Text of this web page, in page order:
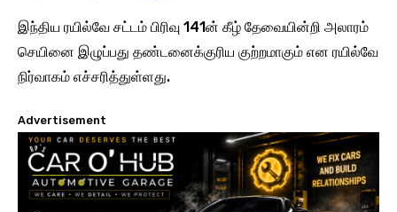
இந்திய ரயில்வே சட்டம் பிரிவு 141ன் கீழ் தேவையின்றி அலாரம்
செயினை இழுப்பது தண்டனைக்குரிய குற்றமாகும் என ரயில்வே
நிர்வாகம் எச்சரித்துள்ளது.
Advertisement